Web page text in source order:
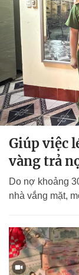
Giúp việc
vàng trả
Do nợ khoảng
nhà vắng mặt,